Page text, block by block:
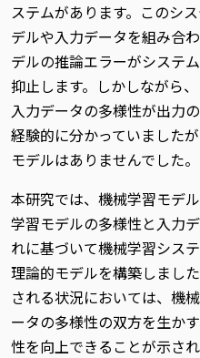
ステムがあります。このシ
デルや入力データを組み合
デルの推論エラーがシステ
抑止します。しかしながら
入力データの多様性が出力
経験的に分かっていました
モデルはありませんでした。
本研究では、機械学習モデ
学習モデルの多様性と入力
れに基づいて機械学習シス
理論的モデルを構築しまし
される状況においては、機
ータの多様性の双方を生か
性を向上できることが示され